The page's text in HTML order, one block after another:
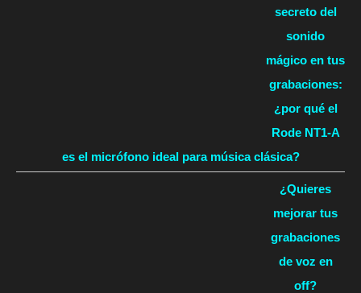
secreto del
sonido
mágico en tus
grabaciones:
¿por qué el
Rode NT1-A
es el micrófono ideal para música clásica?
¿Quieres
mejorar tus
grabaciones
de voz en
off?